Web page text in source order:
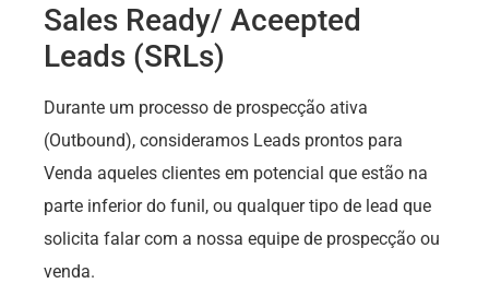
Sales Ready/ Aceepted
Leads (SRLs)
Durante um processo de prospecção ativa
(Outbound), consideramos Leads prontos para
Venda aqueles clientes em potencial que estão na
parte inferior do funil, ou qualquer tipo de lead que
solicita falar com a nossa equipe de prospecção ou
venda.